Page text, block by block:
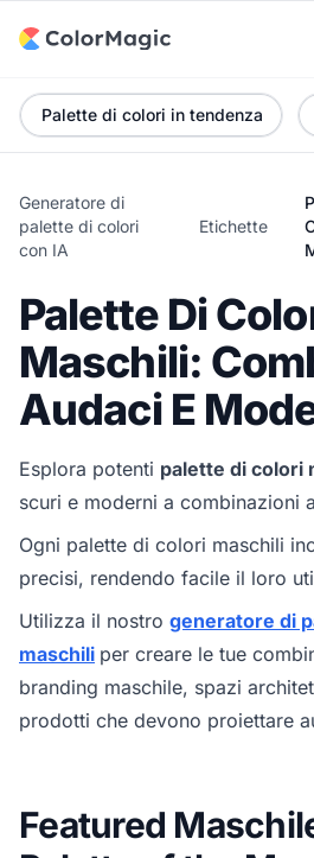
Palette di colori in tendenza
Generatore di
palette di colori
con IA
Etichette
Palette Di
Maschili:
Audaci E
Esplora potenti palette di colori
scuri e moderni a combinazioni
Ogni palette di colori maschili
precisi, rendendo facile il loro
Utilizza il nostro generatore di
maschili per creare le tue
branding maschile, spazi
prodotti che devono proiettare
Featured